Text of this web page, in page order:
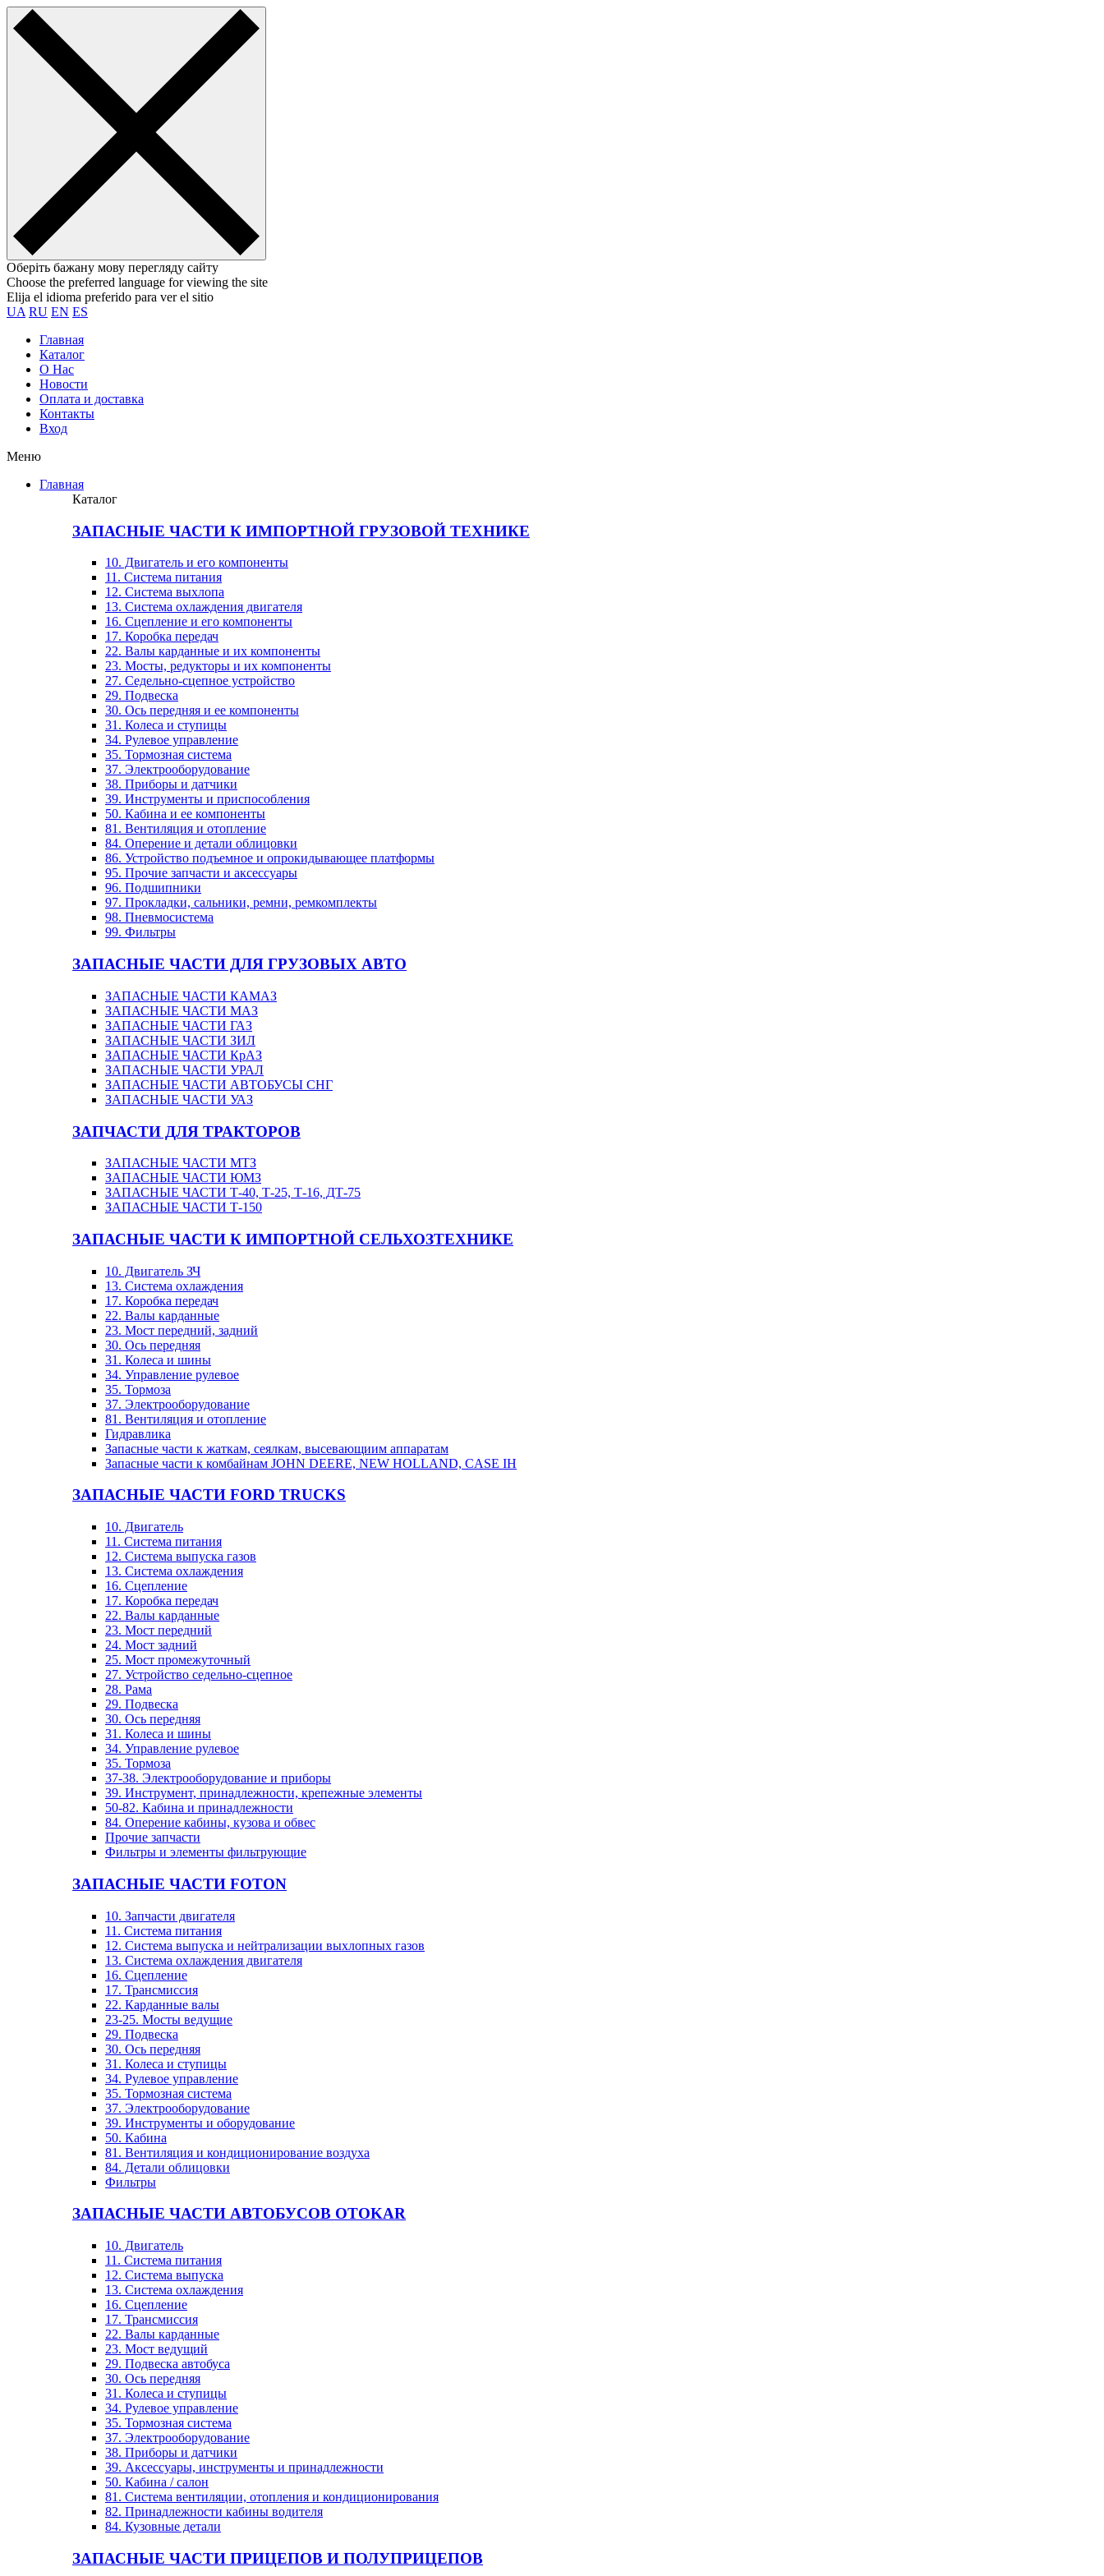
Оберіть бажану мову перегляду сайту
Choose the preferred language for viewing the site
Elija el idioma preferido para ver el sitio
UA RU EN ES
Главная
Каталог
О Нас
Новости
Оплата и доставка
Контакты
Вход
Меню
Главная
Каталог
ЗАПАСНЫЕ ЧАСТИ К ИМПОРТНОЙ ГРУЗОВОЙ ТЕХНИКЕ
10. Двигатель и его компоненты
11. Система питания
12. Система выхлопа
13. Система охлаждения двигателя
16. Сцепление и его компоненты
17. Коробка передач
22. Валы карданные и их компоненты
23. Мосты, редукторы и их компоненты
27. Седельно-сцепное устройство
29. Подвеска
30. Ось передняя и ее компоненты
31. Колеса и ступицы
34. Рулевое управление
35. Тормозная система
37. Электрооборудование
38. Приборы и датчики
39. Инструменты и приспособления
50. Кабина и ее компоненты
81. Вентиляция и отопление
84. Оперение и детали облицовки
86. Устройство подъемное и опрокидывающее платформы
95. Прочие запчасти и аксессуары
96. Подшипники
97. Прокладки, сальники, ремни, ремкомплекты
98. Пневмосистема
99. Фильтры
ЗАПАСНЫЕ ЧАСТИ ДЛЯ ГРУЗОВЫХ АВТО
ЗАПАСНЫЕ ЧАСТИ КАМАЗ
ЗАПАСНЫЕ ЧАСТИ МАЗ
ЗАПАСНЫЕ ЧАСТИ ГАЗ
ЗАПАСНЫЕ ЧАСТИ ЗИЛ
ЗАПАСНЫЕ ЧАСТИ КрАЗ
ЗАПАСНЫЕ ЧАСТИ УРАЛ
ЗАПАСНЫЕ ЧАСТИ АВТОБУСЫ СНГ
ЗАПАСНЫЕ ЧАСТИ УАЗ
ЗАПЧАСТИ ДЛЯ ТРАКТОРОВ
ЗАПАСНЫЕ ЧАСТИ МТЗ
ЗАПАСНЫЕ ЧАСТИ ЮМЗ
ЗАПАСНЫЕ ЧАСТИ Т-40, Т-25, Т-16, ДТ-75
ЗАПАСНЫЕ ЧАСТИ Т-150
ЗАПАСНЫЕ ЧАСТИ К ИМПОРТНОЙ СЕЛЬХОЗТЕХНИКЕ
10. Двигатель ЗЧ
13. Система охлаждения
17. Коробка передач
22. Валы карданные
23. Мост передний, задний
30. Ось передняя
31. Колеса и шины
34. Управление рулевое
35. Тормоза
37. Электрооборудование
81. Вентиляция и отопление
Гидравлика
Запасные части к жаткам, сеялкам, высевающиим аппаратам
Запасные части к комбайнам JOHN DEERE, NEW HOLLAND, CASE IH
ЗАПАСНЫЕ ЧАСТИ FORD TRUCKS
10. Двигатель
11. Система питания
12. Система выпуска газов
13. Система охлаждения
16. Сцепление
17. Коробка передач
22. Валы карданные
23. Мост передний
24. Мост задний
25. Мост промежуточный
27. Устройство седельно-сцепное
28. Рама
29. Подвеска
30. Ось передняя
31. Колеса и шины
34. Управление рулевое
35. Тормоза
37-38. Электрооборудование и приборы
39. Инструмент, принадлежности, крепежные элементы
50-82. Кабина и принадлежности
84. Оперение кабины, кузова и обвес
Прочие запчасти
Фильтры и элементы фильтрующие
ЗАПАСНЫЕ ЧАСТИ FOTON
10. Запчасти двигателя
11. Система питания
12. Система выпуска и нейтрализации выхлопных газов
13. Система охлаждения двигателя
16. Сцепление
17. Трансмиссия
22. Карданные валы
23-25. Мосты ведущие
29. Подвеска
30. Ось передняя
31. Колеса и ступицы
34. Рулевое управление
35. Тормозная система
37. Электрооборудование
39. Инструменты и оборудование
50. Кабина
81. Вентиляция и кондиционирование воздуха
84. Детали облицовки
Фильтры
ЗАПАСНЫЕ ЧАСТИ АВТОБУСОВ OTOKAR
10. Двигатель
11. Система питания
12. Система выпуска
13. Система охлаждения
16. Сцепление
17. Трансмиссия
22. Валы карданные
23. Мост ведущий
29. Подвеска автобуса
30. Ось передняя
31. Колеса и ступицы
34. Рулевое управление
35. Тормозная система
37. Электрооборудование
38. Приборы и датчики
39. Аксессуары, инструменты и принадлежности
50. Кабина / салон
81. Система вентиляции, отопления и кондиционирования
82. Принадлежности кабины водителя
84. Кузовные детали
ЗАПАСНЫЕ ЧАСТИ ПРИЦЕПОВ И ПОЛУПРИЦЕПОВ